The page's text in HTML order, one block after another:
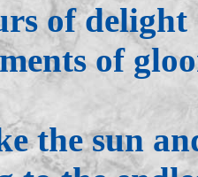
of delight
of
the sun